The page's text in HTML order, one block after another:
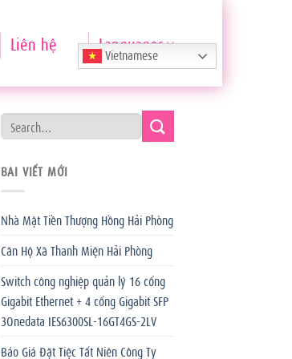
Liên hệ Vietnamese
Languages
BÀI VIẾT MỚI
Nhà Mặt Tiền Thượng Hồng Hải Phòng
Căn Hộ Xã Thanh Miện Hải Phòng
Switch công nghiệp quản lý 16 cổng
Gigabit Ethernet + 4 cổng Gigabit SFP
3Onedata IES6300SL-16GT4GS-2LV
Báo Giá Đặt Tiệc Tất Niên Công Ty